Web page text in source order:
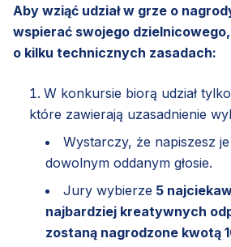
Aby wziąć udział w grze o
wspierać swojego
o kilku technicznych zasadach:
W konkursie biorą udział
które zawierają uzasadnienie
Wystarczy, że napiszesz
dowolnym oddanym głosie.
Jury wybierze 5
najbardziej kreatywnych
zostaną nagrodzone kwotą